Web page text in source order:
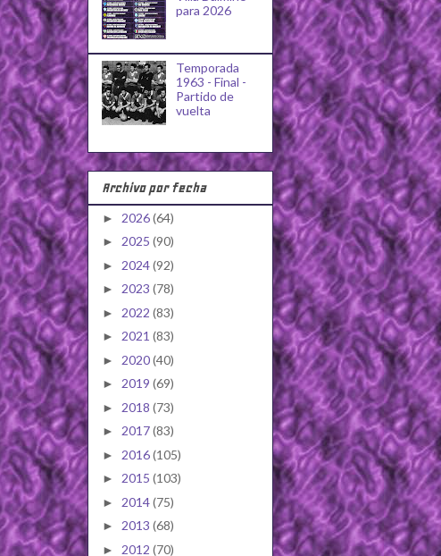
para 2026
Temporada
1963 - Final -
Partido de
vuelta
Archivo por fecha
► 2026(64)
► 2025 (90)
► 2024(92)
► 2023 (78)
► 2022 (83)
► 2021 (83)
► 2020(40)
► 2019 (69)
► 2018 (73)
► 2017(83)
► 2016(105)
► 2015 (103)
► 2014(75)
► 2013 (68)
► 2012 (70)